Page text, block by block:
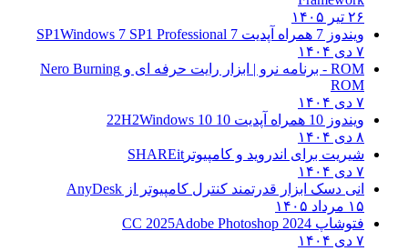
۲۶ تیر ۱۴۰۵
ویندوز 7 همراه آپدیت 7 SP1
Windows 7 SP1 Professional
۷ دی ۱۴۰۴
ROM - برنامه نرو | ابزار رایت حرفه ای و
Nero Burning
ROM
۷ دی ۱۴۰۴
ویندوز 10 همراه آپدیت 10 22H2
Windows 10
۸ دی ۱۴۰۴
شیریت برای اندروید و کامپیوتر SHAREit
۷ دی ۱۴۰۴
انی دسک ابزار قدرتمند کنترل کامپیوتر از AnyDesk
۱۵ مرداد ۱۴۰۵
فتوشاپ CC 2025 Adobe Photoshop 2024
۷ دی ۱۴۰۴